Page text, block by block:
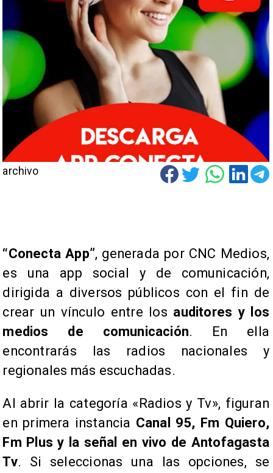
archivo
“Conecta App”, generada por CNC Medios,
es una app social y de comunicación,
dirigida a diversos públicos con el fin de
crear un vínculo entre los auditores y los
medios de comunicación. En ella
encontrarás las radios nacionales y
regionales más escuchadas.
Al abrir la categoría «Radios y Tv», figuran
en primera instancia Canal 95, Fm Quiero,
Fm Plus y la señal en vivo de Antofagasta
Tv. Si seleccionas una las opciones, se